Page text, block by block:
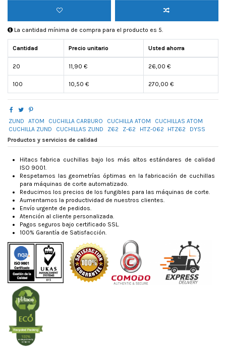
La cantidad mínima de compra para el producto es 5.
Cantidad Precio unitario Usted ahorra
20 11,90 € 26,00 €
100 10,50 € 270,00 €
ZUND ATOM CUCHILLA CARBURO CUCHILLA ATOM
CUCHILLAS ATOM
CUCHILLA ZUND
CUCHILLAS ZUND Z62 Z-62 HTZ-062 HTZ62
DYSS
Productos y servicios de calidad
Hitacs fabrica cuchillas bajo los más altos estándares de calidad
ISO 9001.
Respetamos las geometrías óptimas en la fabricación de cuchillas
para máquinas de corte automatizado.
Reducimos los precios de los fungibles para las máquinas de corte.
Aumentamos la productividad de nuestros clientes.
Envío urgente de pedidos.
Atención al cliente personalizada.
Pagos seguros bajo certificado SSL.
100% Garantía de Satisfacción.